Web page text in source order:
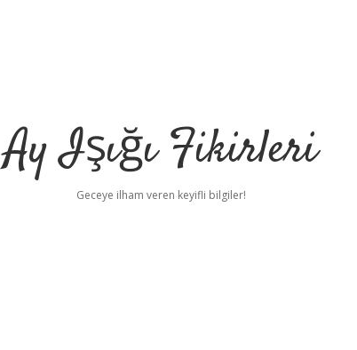
Ay Işığı Fikirleri
Geceye ilham veren keyifli bilgiler!